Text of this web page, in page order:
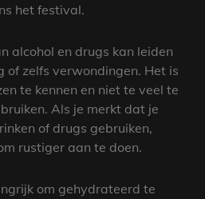
het festival.
alcohol en drugs kan leiden
zelfs verwondingen. Het is
te kennen en niet te veel te
Als je merkt dat je
of drugs gebruiken,
rustiger aan te doen.
om gehydrateerd te